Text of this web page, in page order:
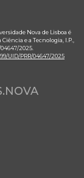
Nova de Lisboa é
e a Tecnologia, I.P.,
2025.
UID/PRR/04647/2025